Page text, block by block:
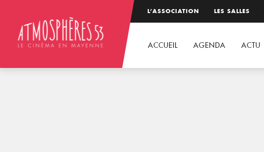
L’ASSOCIATION LES SALLES
ACCUEIL AGENDA ACTU